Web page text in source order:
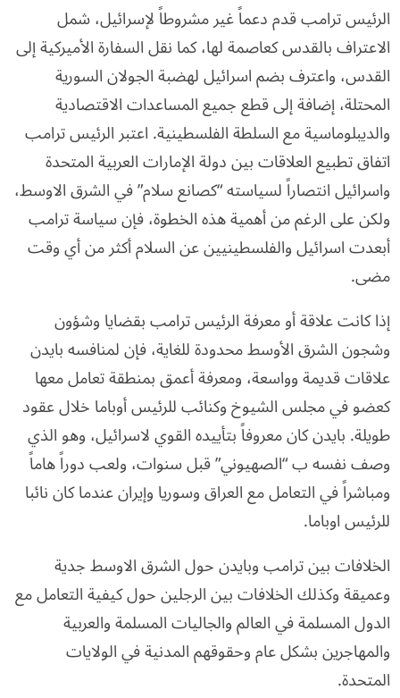
الرئيس ترامب قدم دعماً غير مشروطاً لإسرائيل، شمل
الاعتراف بالقدس كعاصمة لها، كما نقل السفارة الأميركية إلى
القدس، واعترف بضم اسرائيل لهضبة الجولان السورية
المحتلة، إضافة إلى قطع جميع المساعدات الاقتصادية
والديبلوماسية مع السلطة الفلسطينية. اعتبر الرئيس ترامب
اتفاق تطبيع العلاقات بين دولة الإمارات العربية المتحدة
واسرائيل انتصاراً لسياسته “كصانع سلام” في الشرق الاوسط،
ولكن على الرغم من أهمية هذه الخطوة، فإن سياسة ترامب
أبعدت اسرائيل والفلسطينيين عن السلام أكثر من أي وقت
مضى.
إذا كانت علاقة أو معرفة الرئيس ترامب بقضايا وشؤون
وشجون الشرق الأوسط محدودة للغاية، فإن لمنافسه بايدن
علاقات قديمة وواسعة، ومعرفة أعمق بمنطقة تعامل معها
كعضو في مجلس الشيوخ وكنائب للرئيس أوباما خلال عقود
طويلة. بايدن كان معروفاً بتأييده القوي لاسرائيل، وهو الذي
وصف نفسه ب “الصهيوني” قبل سنوات، ولعب دوراً هاماً
ومباشراً في التعامل مع العراق وسوريا وإيران عندما كان نائبا
للرئيس اوباما.
الخلافات بين ترامب وبايدن حول الشرق الاوسط جدية
وعميقة وكذلك الخلافات بين الرجلين حول كيفية التعامل مع
الدول المسلمة في العالم والجاليات المسلمة والعربية
والمهاجرين بشكل عام وحقوقهم المدنية في الولايات
المتحدة.